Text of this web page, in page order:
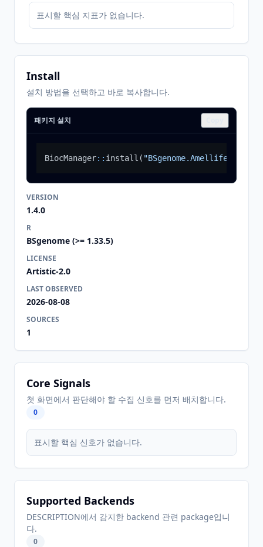
표시할 핵심 지표가 없습니다.
Install
설치 방법을 선택하고 바로 복사합니다.
패키지 설치
BiocManager:: install (
VERSION
1.4.0
R
BSgenome (>= 1.33.5)
LICENSE
Artistic-2.0
LAST OBSERVED
2026-08-08
SOURCES
1
Core Signals
첫 화면에서 판단해야 할 수집 신호를 먼저 배치합니다.
0
표시할 핵심 신호가 없습니다.
Supported Backends
DESCRIPTION에서 감지한 backend 관련 package입니
다.
0